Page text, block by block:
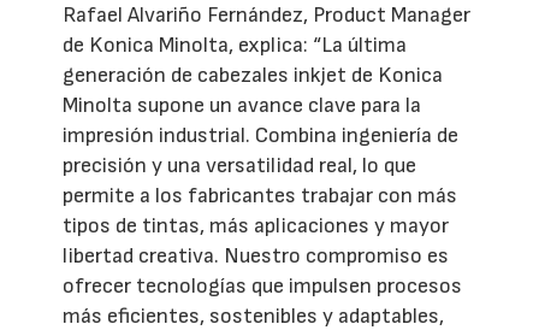
Rafael Alvariño Fernández, Product Manager
de Konica Minolta, explica: “La última
generación de cabezales inkjet de Konica
Minolta supone un avance clave para la
impresión industrial. Combina ingeniería de
precisión y una versatilidad real, lo que
permite a los fabricantes trabajar con más
tipos de tintas, más aplicaciones y mayor
libertad creativa. Nuestro compromiso es
ofrecer tecnologías que impulsen procesos
más eficientes, sostenibles y adaptables,